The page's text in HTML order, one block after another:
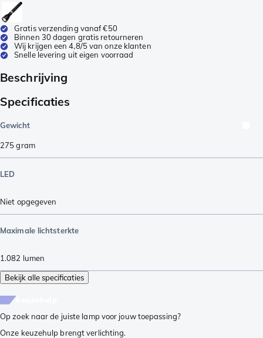
Gratis verzending vanaf €50
Binnen 30 dagen gratis retourneren
Wij krijgen een 4,8/5 van onze klanten
Snelle levering uit eigen voorraad
Beschrijving
Specificaties
Gewicht
275gram
LED
Niet opgegeven
Maximale lichtsterkte
1.082 lumen
Bekijk alle specificaties
Op zoek naar de juiste lamp voor jouw toepassing?
Onze keuzehulp brengt verlichting.